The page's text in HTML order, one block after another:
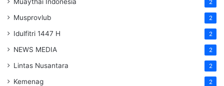
2
Musprovlub 2
Idulfitri 1447 H 2
NEWS MEDIA 2
Lintas Nusantara 2
Kemenag 2